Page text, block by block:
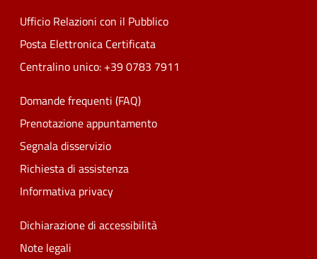
Ufficio Relazioni con il Pubblico
Posta Elettronica Certificata
Centralino unico: +39 0783 7911
Domande frequenti (FAQ)
Prenotazione appuntamento
Segnala disservizio
Richiesta di assistenza
Informativa privacy
Dichiarazione di accessibilità
Note legali